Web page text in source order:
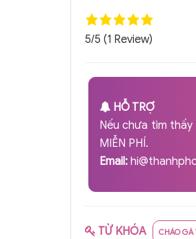
5/5 (1 Review)
HỖ TRỢ
Nếu chưa tìm
MIỄN PHÍ.
Email:
TỪ KHÓA CHÁO GÀ